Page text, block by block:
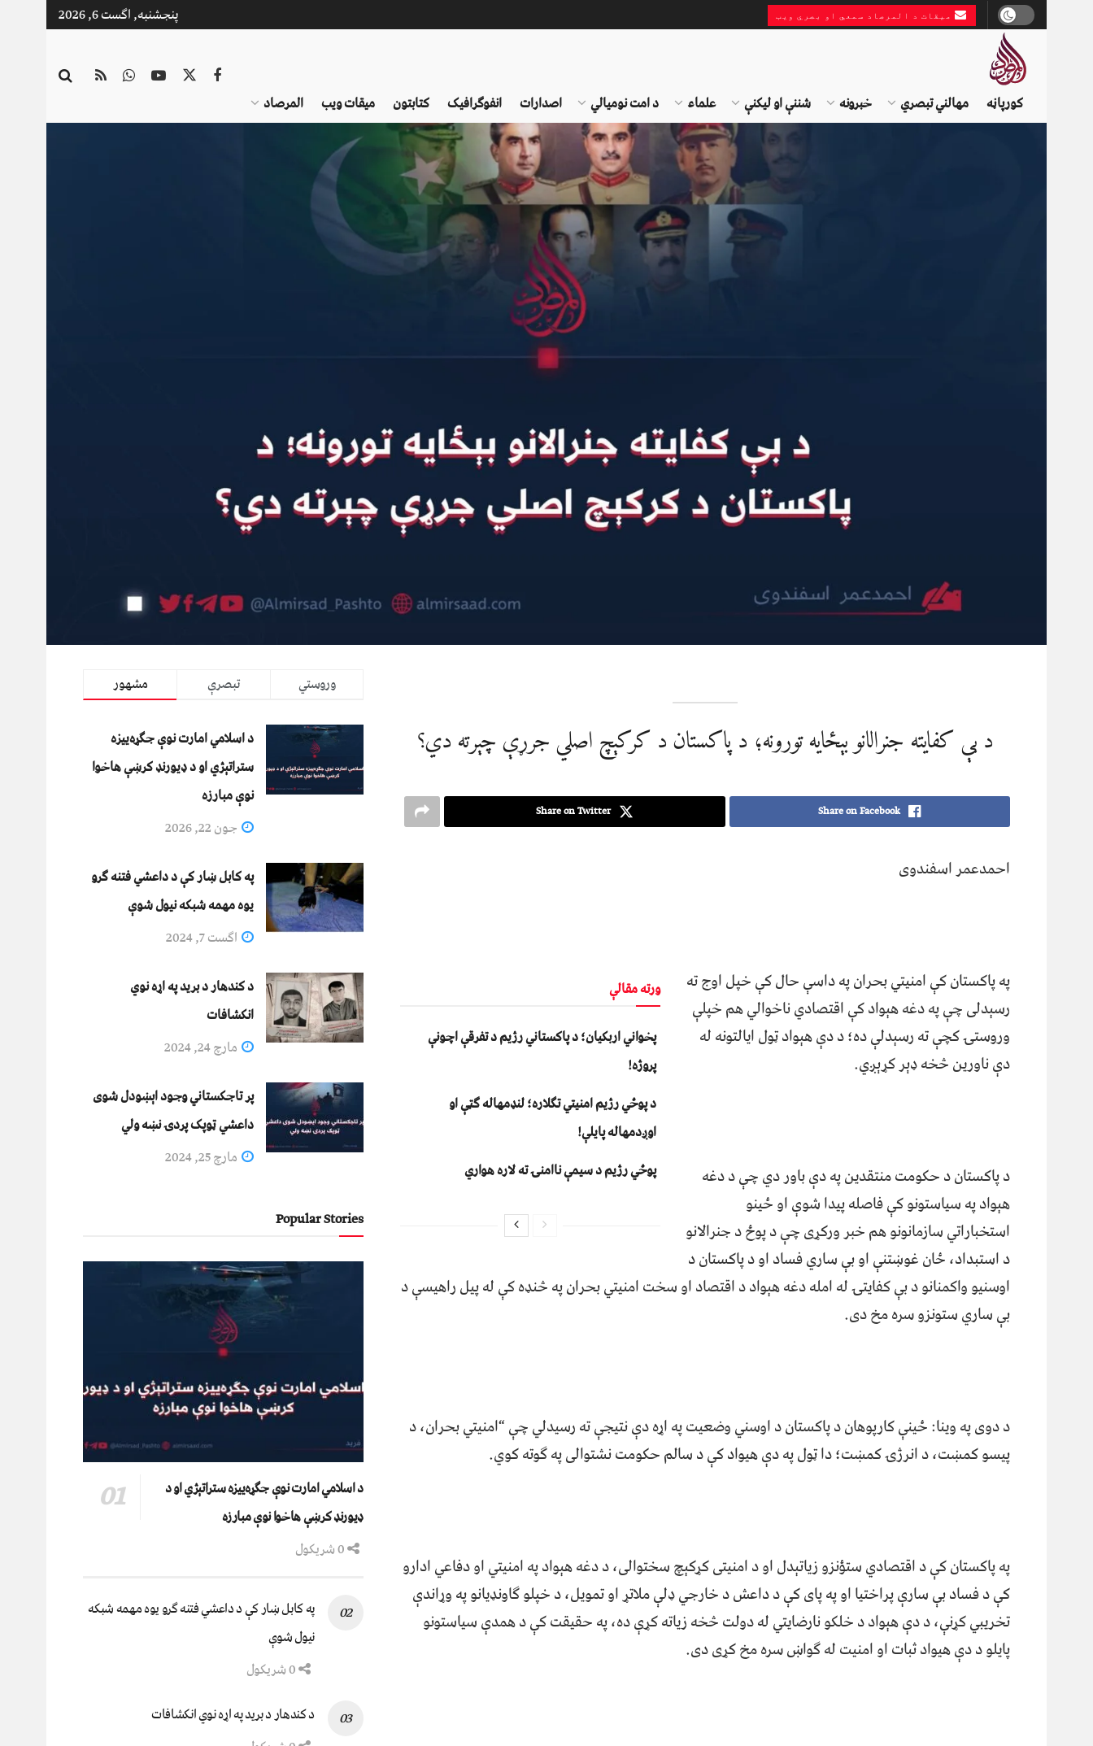
میقات د المرصاد سمعي او بصري ویب پنجشنبه, اگست 6, 2026
کورپاڼه مهالني تبصري خبرونه شننې او لیکنې علماء د امت نومیالي اصدارات انفوګرافیک کتابتون میقات ویب المرصاد
د بې کفایته جنرالانو بېځایه تورونه؛ د پاکستان د کرکېچ اصلي جرړې چېرته دي؟
Share on Facebook
Share on Twitter
احمدعمر اسفندوی
ورته مقالې
پخواني اربکیان؛ د پاکستاني رژیم د تفرقې اچونې
پروژه!
د پوځي رژیم امنیتي تګلاره؛ لنډمهاله ګټې او
اوږدمهاله پایلې!
پوځي رژیم د سیمې ناامنۍ ته لاره هواري
په پاکستان کې امنیتي بحران په داسې حال کې خپل اوج ته
رسېدلی چې په دغه هېواد کې اقتصادي ناخوالي هم خپلې
وروستۍ کچې ته رسېدلې ده؛ د دې هېواد ټول ایالتونه له
دې ناورین څخه ډېر کړېږي.
د پاکستان د حکومت منتقدین په دې باور دي چې د دغه
هېواد په سیاستونو کې فاصله پیدا شوې او ځینو
استخباراتي سازمانونو هم خبر ورکړی چې د پوځ د جنرالانو
د استبداد، ځان غوښتنې او بې ساري فساد او د پاکستان د
اوسنیو واکمنانو د بې کفایتۍ له امله دغه هېواد د اقتصاد او سخت امنیتي بحران په څنډه کې له پیل راهیسې د
بې ساري ستونزو سره مخ دی.
د دوی په وینا: ځینې کارپوهان د پاکستان د اوسني وضعیت په اړه دې نتیجې ته رسیدلي چې “امنیتي بحران، د
پیسو کمښت، د انرژۍ کمښت؛ دا ټول په دې هیواد کې د سالم حکومت نشتوالی په ګوته کوي.
په پاکستان کې د اقتصادي ستؤنزو زیاتېدل او د امنیتی کړکېچ سختوالی، د دغه هېواد په امنیتي او دفاعي ادارو
کې د فساد بې سارې پراختیا او په پای کې د داعش د خارجي ډلې ملاتړ او تمویل، د خپلو ګاونډیانو په وړاندې
تخریبي کړنې، د دې هېواد د خلکو نارضایتي له دولت څخه زیاته کړې ده، په حقیقت کې د همدې سیاستونو
پایلو د دې هیواد ثبات او امنیت له ګواښ سره مخ کړی دی.
مشهور تبصرې وروستي
د اسلامي امارت نوې جګړه‌ییزه
ستراتېژي او د ډیورنډ کرښې هاخوا
نوې مبارزه
جون 22, 2026
په کابل ښار کې د داعشي فتنه ګرو
يوه مهمه شبکه نيول شوې
اگست 7, 2024
د کندهار د برید په اړه نوي
انکشافات
مارچ 24, 2024
پر تاجکستاني وجود اېښودل شوی
داعشي ټوپک پردۍ نښه ولي
مارچ 25, 2024
Popular Stories
د اسلامي امارت نوې جګړه‌ییزه ستراتېژي او د
ډیورنډ کرښې هاخوا نوې مبارزه
په کابل ښار کې د داعشي فتنه ګرو يوه مهمه شبکه
نيول شوې
د کندهار د برید په اړه نوي انکشافات